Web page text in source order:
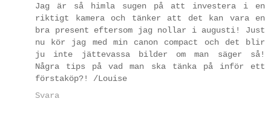
Jag är så himla sugen på att investera i en
riktigt kamera och tänker att det kan vara en
bra present eftersom jag nollar i augusti! Just
nu kör jag med min canon compact och det blir
ju inte jättevassa bilder om man säger så!
Några tips på vad man ska tänka på inför ett
förstaköp?! /Louise
Svara